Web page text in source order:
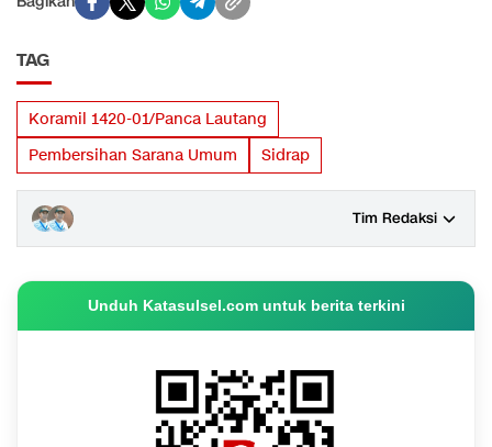
TAG
Koramil 1420-01/Panca Lautang
Pembersihan Sarana Umum
Sidrap
Tim Redaksi
Unduh Katasulsel.com untuk berita terkini